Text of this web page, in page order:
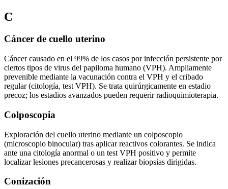
C
Cáncer de cuello uterino
Cáncer causado en el 99% de los casos por infección persistente por
ciertos tipos de virus del papiloma humano (VPH). Ampliamente
prevenible mediante la vacunación contra el VPH y el cribado
regular (citología, test VPH). Se trata quirúrgicamente en estadio
precoz; los estadios avanzados pueden requerir radioquimioterapia.
Colposcopia
Exploración del cuello uterino mediante un colposcopio
(microscopio binocular) tras aplicar reactivos colorantes. Se indica
ante una citología anormal o un test VPH positivo y permite
localizar lesiones precancerosas y realizar biopsias dirigidas.
Conización